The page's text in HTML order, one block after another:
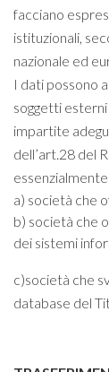
facciano
istituzionali,
nazionale ed
I dati possono
soggetti
impartite
dell’art.28 del
a) società che
b) società che
dei sistemi
c)società che
database del